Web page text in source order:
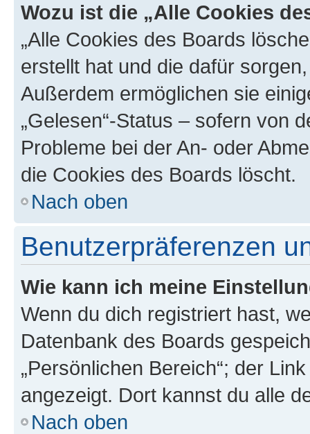
Wozu ist die „Alle Cookies
„Alle Cookies des Boards
erstellt hat und die dafür
Außerdem ermöglichen sie
„Gelesen“-Status – sofern von
Probleme bei der An- oder
die Cookies des Boards löscht.
Nach oben
Benutzerpräferenzen
Wie kann ich meine
Wenn du dich registriert hast,
Datenbank des Boards
„Persönlichen Bereich“; der
angezeigt. Dort kannst du alle
Nach oben